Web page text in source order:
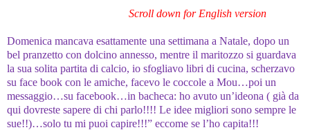
Scroll down for English version
Domenica mancava esattamente una settimana a Natale, dopo un
bel pranzetto con dolcino annesso, mentre il maritozzo si guardava
la sua solita partita di calcio, io sfogliavo libri di cucina, scherzavo
su face book con le amiche, facevo le coccole a Mou…poi un
messaggio…su facebook…in bacheca: ho avuto un’ideona ( già da
qui dovreste sapere di chi parlo!!!! Le idee migliori sono sempre le
sue!!)…solo tu mi puoi capire!!!” eccome se l’ho capita!!!